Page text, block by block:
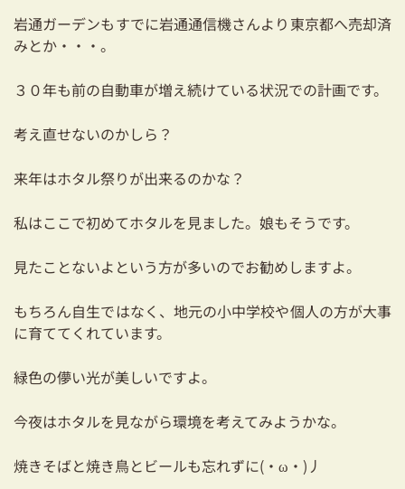
03-3334-0334
岩通ガーデンもすでに岩通通信機さんより東京都へ売却済
みとか・・・。
３０年も前の自動車が増え続けている状況での計画です。
考え直せないのかしら？
来年はホタル祭りが出来るのかな？
私はここで初めてホタルを見ました。娘もそうです。
見たことないよという方が多いのでお勧めしますよ。
もちろん自生ではなく、地元の小中学校や個人の方が大事
に育ててくれています。
緑色の儚い光が美しいですよ。
今夜はホタルを見ながら環境を考えてみようかな。
焼きそばと焼き鳥とビールも忘れずに(・ω・)丿